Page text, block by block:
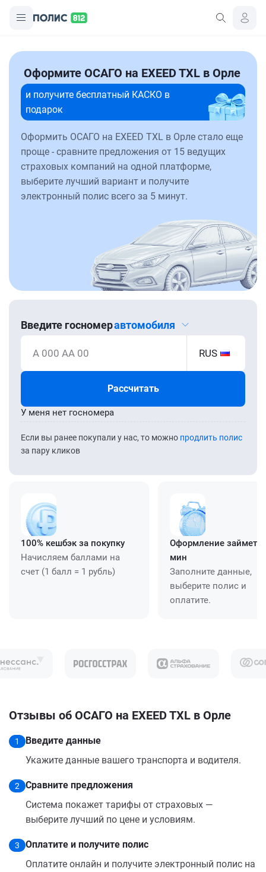
Оформите ОСАГО на EXEED TXL в Орле
и получите бесплатный КАСКО в
подарок
Оформить ОСАГО на EXEED TXL в Орле стало еще
проще - сравните предложения от 15 ведущих
страховых компаний на одной платформе,
выберите лучший вариант и получите
электронный полис всего за 5 минут.
Введите госномеравтомобиля
А 000 АА 00 RUS
Рассчитать
Если вы ранее покупали у нас, то можно продлить полис
за пару кликов
У меня нет госномера
100% кешбэк за покупку
Начисляем баллами на
счет (1 балл = 1 рубль)
Оформление займет
мин
Заполните данные,
выберите полис и
оплатите.
Отзывы об ОСАГО на EXEED TXL в Орле
1
Введите данные
Укажите данные вашего транспорта и водителя.
2
Сравните предложения
Система покажет тарифы от страховых —
выберите лучший по цене и условиям.
3
Оплатите и получите полис
Оплатите онлайн и получите электронный полис на